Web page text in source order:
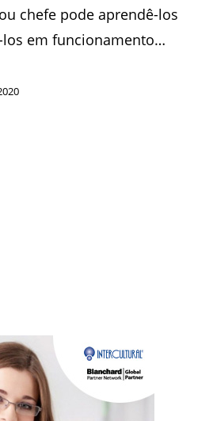
chefe pode aprendê-los
em funcionamento…